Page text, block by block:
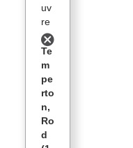
uv
re
Te
m
pe
rto
n,
Ro
d